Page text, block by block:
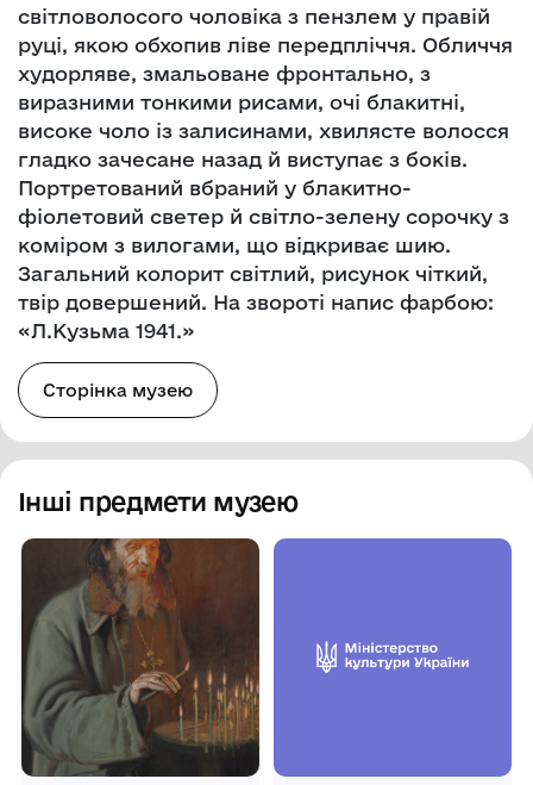
світловолосого чоловіка з пензлем у правій
руці, якою обхопив ліве передпліччя. Обличчя
худорляве, змальоване фронтально, з
виразними тонкими рисами, очі блакитні,
високе чоло із залисинами, хвилясте волосся
гладко зачесане назад й виступає з боків.
Портретований вбраний у блакитно-
фіолетовий светер й світло-зелену сорочку з
коміром з вилогами, що відкриває шию.
Загальний колорит світлий, рисунок чіткий,
твір довершений. На звороті напис фарбою:
«Л.Кузьма 1941.»
Сторінка музею
Інші предмети музею